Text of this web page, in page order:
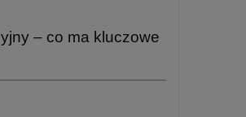
– co ma kluczowe